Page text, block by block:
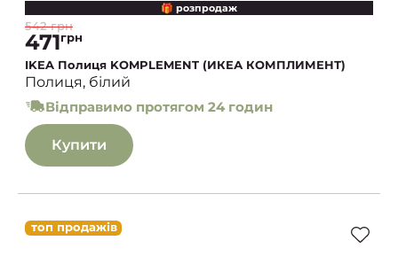
🎁 розпродаж
542 грн
471грн
IKEA Полиця KOMPLEMENT (ИКЕА КОМПЛИМЕНТ)
Полиця, білий
Відправимо протягом 24 годин
Купити
топ продажів